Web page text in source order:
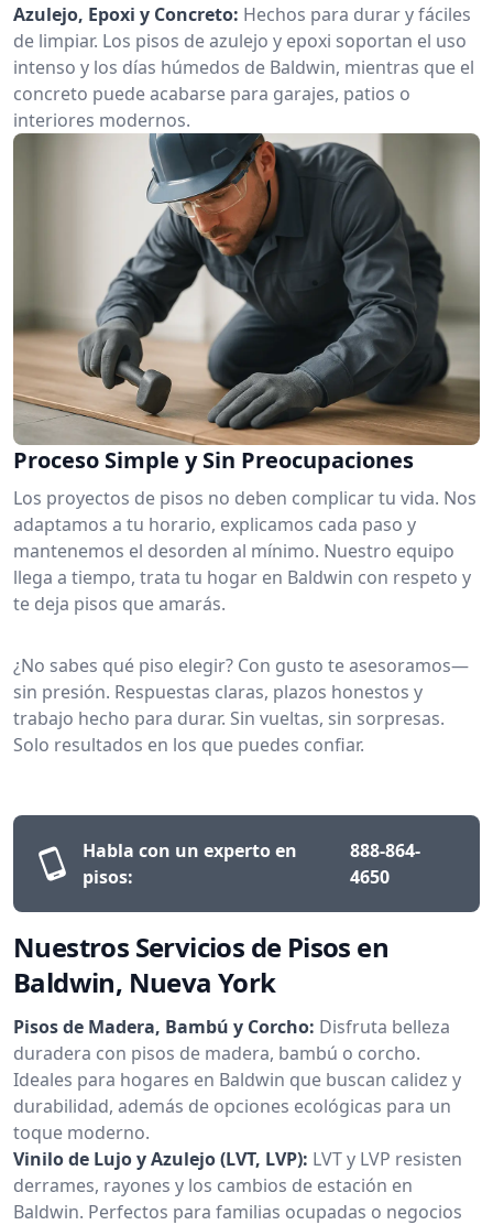
Azulejo, Epoxi y Concreto: Hechos para durar y fáciles
de limpiar. Los pisos de azulejo y epoxi soportan el uso
intenso y los días húmedos de Baldwin, mientras que el
concreto puede acabarse para garajes, patios o
interiores modernos.
Proceso Simple y Sin Preocupaciones
Los proyectos de pisos no deben complicar tu vida. Nos
adaptamos a tu horario, explicamos cada paso y
mantenemos el desorden al mínimo. Nuestro equipo
llega a tiempo, trata tu hogar en Baldwin con respeto y
te deja pisos que amarás.
¿No sabes qué piso elegir? Con gusto te asesoramos—
sin presión. Respuestas claras, plazos honestos y
trabajo hecho para durar. Sin vueltas, sin sorpresas.
Solo resultados en los que puedes confiar.
Habla con un experto en
pisos:
888-864-
4650
Nuestros Servicios de Pisos en
Baldwin, Nueva York
Pisos de Madera, Bambú y Corcho: Disfruta belleza
duradera con pisos de madera, bambú o corcho.
Ideales para hogares en Baldwin que buscan calidez y
durabilidad, además de opciones ecológicas para un
toque moderno.
Vinilo de Lujo y Azulejo (LVT, LVP): LVT y LVP resisten
derrames, rayones y los cambios de estación en
Baldwin. Perfectos para familias ocupadas o negocios